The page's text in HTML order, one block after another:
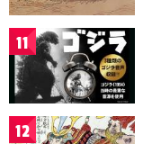
11
12